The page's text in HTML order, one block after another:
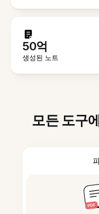
50억
생성된 노트
모든 도구